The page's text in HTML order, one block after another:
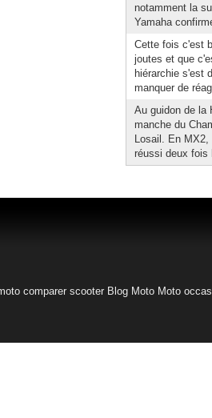
notamment la
Yamaha
Cette fois c'est
joutes et que
hiérarchie s'est
manquer de
Au guidon de la
manche du
Losail. En
réussi deux fois
comparer scooter Blog Moto Moto